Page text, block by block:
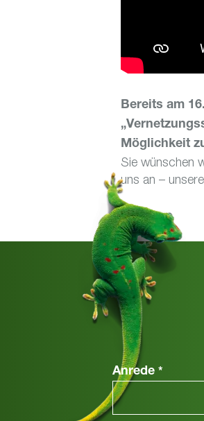
Bereits am
Möglichkeit
Sie wünschen
uns an –
Anrede *